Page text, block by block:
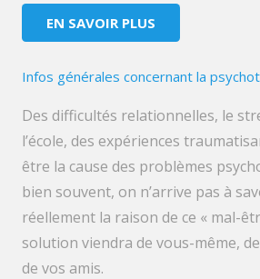
EN SAVOIR PLUS
Infos générales concernant la
Des difficultés relationnelles, le
l’école, des expériences
être la cause des problèmes
bien souvent, on n’arrive pas à
réellement la raison de ce « mal-
solution viendra de vous-même,
de vos amis.